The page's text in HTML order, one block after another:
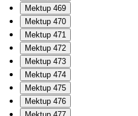
Mektup 469
Mektup 470
Mektup 471
Mektup 472
Mektup 473
Mektup 474
Mektup 475
Mektup 476